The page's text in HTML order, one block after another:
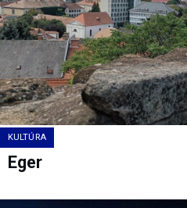
KULTÚRA
Eger